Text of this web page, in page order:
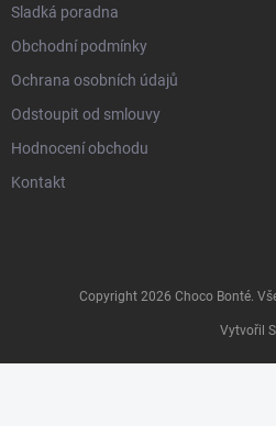
Sladká poradna
Obchodní podmínky
Ochrana osobních údajů
Odstoupit od smlouvy
Hodnocení obchodu
Kontakt
Vytvořil
Copyright 2026 Choco Bonté.